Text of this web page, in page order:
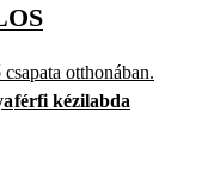
otthonában.
férfi kézilabda